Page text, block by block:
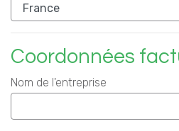
Coordonnées
Nom de l'entreprise